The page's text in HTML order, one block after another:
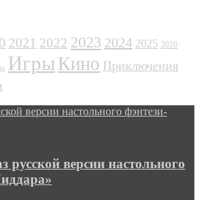
2021 2022 2023 2024 2025 2026
ИгрыКино Приключения
версии настольного фэнтези-
русской версии настольного